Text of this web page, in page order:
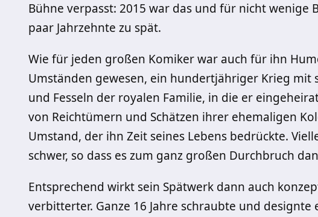
Bühne verpasst: 2015 war das und für nicht wenige
paar Jahrzehnte zu spät.
Wie für jeden großen Komiker war auch für ihn
Umständen gewesen, ein hundertjähriger Krieg mit
und Fesseln der royalen Familie, in die er
von Reichtümern und Schätzen ihrer ehemaligen
Umstand, der ihn Zeit seines Lebens bedrückte.
schwer, so dass es zum ganz großen Durchbruch
Entsprechend wirkt sein Spätwerk dann auch
verbitterter. Ganze 16 Jahre schraubte und designte